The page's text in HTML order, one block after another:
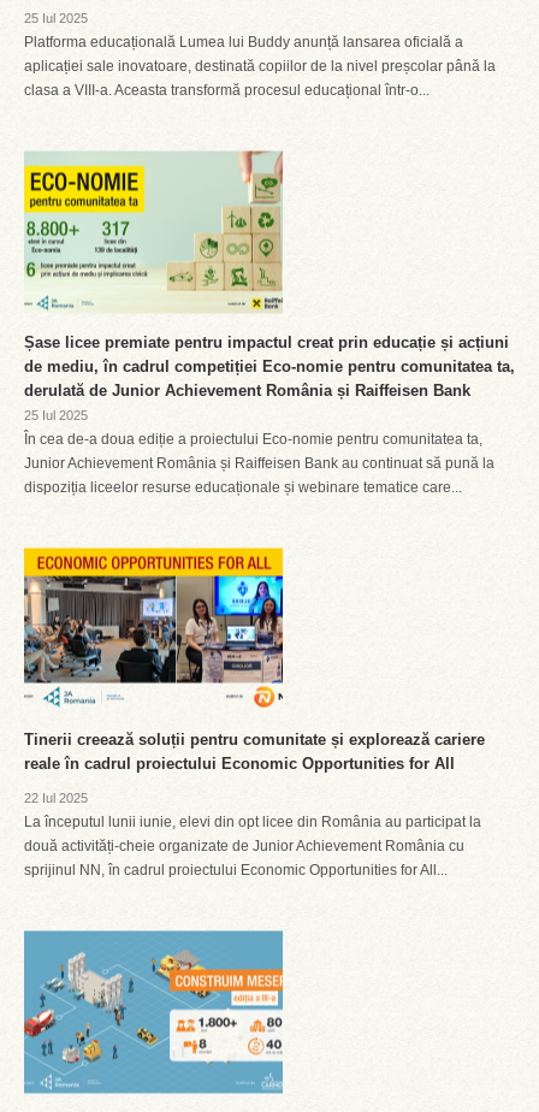
25 Iul 2025
Platforma educațională Lumea lui Buddy anunță lansarea oficială a
aplicației sale inovatoare, destinată copiilor de la nivel preșcolar până la
clasa a VIII-a. Aceasta transformă procesul educațional într-o...
Șase licee premiate pentru impactul creat prin educație și acțiuni
de mediu, în cadrul competiției Eco-nomie pentru comunitatea ta,
derulată de Junior Achievement România și Raiffeisen Bank
25 Iul 2025
În cea de-a doua ediție a proiectului Eco-nomie pentru comunitatea ta,
Junior Achievement România și Raiffeisen Bank au continuat să pună la
dispoziția liceelor resurse educaționale și webinare tematice care...
Tinerii creează soluții pentru comunitate și explorează cariere
reale în cadrul proiectului Economic Opportunities for All
22 Iul 2025
La începutul lunii iunie, elevi din opt licee din România au participat la
două activități-cheie organizate de Junior Achievement România cu
sprijinul NN, în cadrul proiectului Economic Opportunities for All...